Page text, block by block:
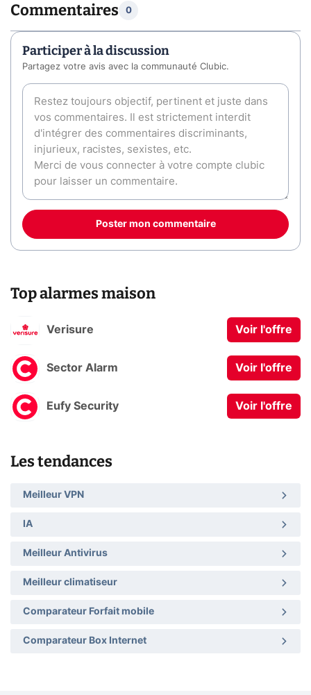
Commentaires 0
Participer à la discussion
Partagez votre avis avec la communauté Clubic.
Poster mon commentaire
Top alarmes maison
Verisure Voir l'offre
Sector Alarm Voir l'offre
Eufy Security Voir l'offre
Les tendances
Meilleur VPN
IA
Meilleur Antivirus
Meilleur climatiseur
Comparateur Forfait mobile
Comparateur Box Internet